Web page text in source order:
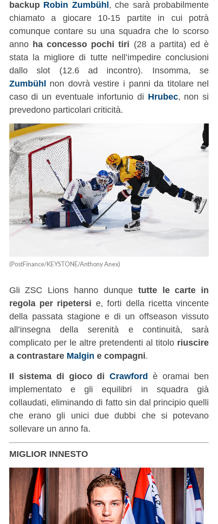
backup Robin Zumbühl, che sarà probabilmente
chiamato a giocare 10-15 partite in cui potrà
comunque contare su una squadra che lo scorso
anno ha concesso pochi tiri (28 a partita) ed è
stata la migliore di tutte nell’impedire conclusioni
dallo slot (12.6 ad incontro). Insomma, se
Zumbühl non dovrà vestire i panni da titolare nel
caso di un eventuale infortunio di Hrubec, non si
prevedono particolari criticità.
(PostFinance/KEYSTONE/Anthony Anex)
Gli ZSC Lions hanno dunque tutte le carte in
regola per ripetersi e, forti della ricetta vincente
della passata stagione e di un offseason vissuto
all’insegna della serenità e continuità, sarà
complicato per le altre pretendenti al titolo riuscire
a contrastare Malgin e compagni.
Il sistema di gioco diCrawford è oramai ben
implementato e gli equilibri in squadra già
collaudati, eliminando di fatto sin dal principio quelli
che erano gli unici due dubbi che si potevano
sollevare un anno fa.
MIGLIOR INNESTO